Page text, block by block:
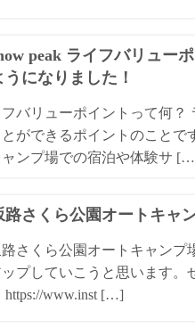
peak ライフバリュー
うになりました！
バリューポイントって何？
とができるポイントのこと
ンプ場での宿泊や体験サ
路さくら公園オートキャ
さくら公園オートキャンプ
ップしていこうと思います。
https://www.inst […]